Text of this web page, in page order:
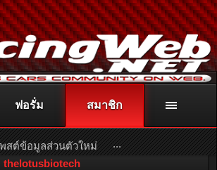
หรือโทร. 081-811-1138
านรายละเอียดเพิ่มเติม คลิกที่นี่
thelotusbiotech
ฟอรั่ม สมาชิก
สต์ข้อมูลส่วนตัวใหม่ ...